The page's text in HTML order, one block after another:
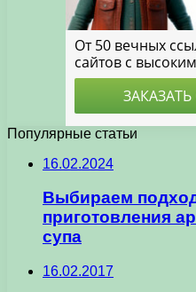
Популярные статьи
16.02.2024
Выбираем
приготовления
супа
16.02.2017